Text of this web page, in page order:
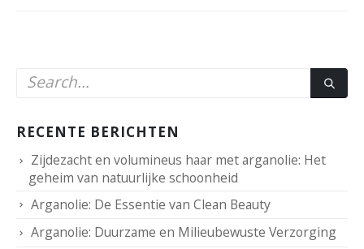
RECENTE BERICHTEN
Zijdezacht en volumineus haar met arganolie: Het
geheim van natuurlijke schoonheid
Arganolie: De Essentie van Clean Beauty
Arganolie: Duurzame en Milieubewuste Verzorging